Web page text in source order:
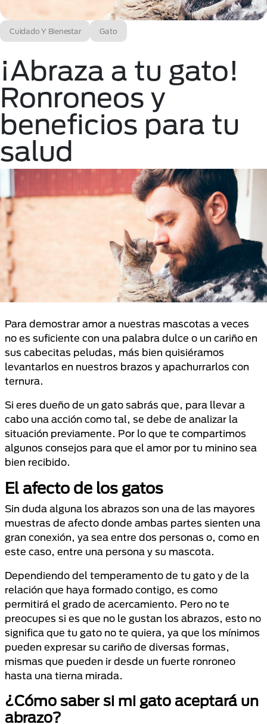
Cuidado Y Bienestar Gato
¡Abraza a tu gato!
Ronroneos y
beneficios para tu
salud
Para demostrar amor a nuestras mascotas a veces
no es suficiente con una palabra dulce o un cariño en
sus cabecitas peludas, más bien quisiéramos
levantarlos en nuestros brazos y apachurrarlos con
ternura.
Si eres dueño de un gato sabrás que, para llevar a
cabo una acción como tal, se debe de analizar la
situación previamente. Por lo que te compartimos
algunos consejos para que el amor por tu minino sea
bien recibido.
El afecto de los gatos
Sin duda alguna los abrazos son una de las mayores
muestras de afecto donde ambas partes sienten una
gran conexión, ya sea entre dos personas o, como en
este caso, entre una persona y su mascota.
Dependiendo del temperamento de tu gato y de la
relación que haya formado contigo, es como
permitirá el grado de acercamiento. Pero no te
preocupes si es que no le gustan los abrazos, esto no
significa que tu gato no te quiera, ya que los mínimos
pueden expresar su cariño de diversas formas,
mismas que pueden ir desde un fuerte ronroneo
hasta una tierna mirada.
¿Cómo saber si mi gato aceptará un
abrazo?